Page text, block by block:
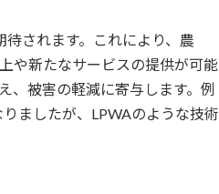
されます。これにより、農
や新たなサービスの提供が可能
、被害の軽減に寄与します。例
ましたが、LPWAのような技術